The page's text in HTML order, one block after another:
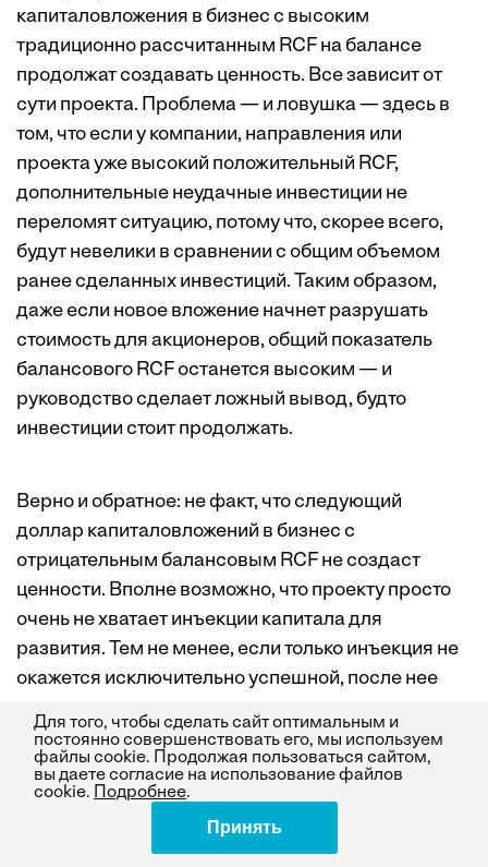
капиталовложения в бизнес с высоким
традиционно рассчитанным RCF на балансе
продолжат создавать ценность. Все зависит от
сути проекта. Проблема — и ловушка — здесь в
том, что если у компании, направления или
проекта уже высокий положительный RCF,
дополнительные неудачные инвестиции не
переломят ситуацию, потому что, скорее всего,
будут невелики в сравнении с общим объемом
ранее сделанных инвестиций. Таким образом,
даже если новое вложение начнет разрушать
стоимость для акционеров, общий показатель
балансового RCF останется высоким — и
руководство сделает ложный вывод, будто
инвестиции стоит продолжать.
Верно и обратное: не факт, что следующий
доллар капиталовложений в бизнес с
отрицательным балансовым RCF не создаст
ценности. Вполне возможно, что проекту просто
очень не хватает инъекции капитала для
развития. Тем не менее, если только инъекция не
окажется исключительно успешной, после нее
отрицательный RCF, потому что, даже создав
значительную акционерную ценность, одно
вложение не сможет сразу покрыть все ошибки
прежних инвестиций. Поэтому топ-менеджеры
вновь сочтут инвестицию неудачной, что на
Для того, чтобы сделать сайт оптимальным и
постоянно совершенствовать его, мы используем
файлы cookie. Продолжая пользоваться сайтом,
вы даете согласие на использование файлов
cookie.
Подробнее.
Принять